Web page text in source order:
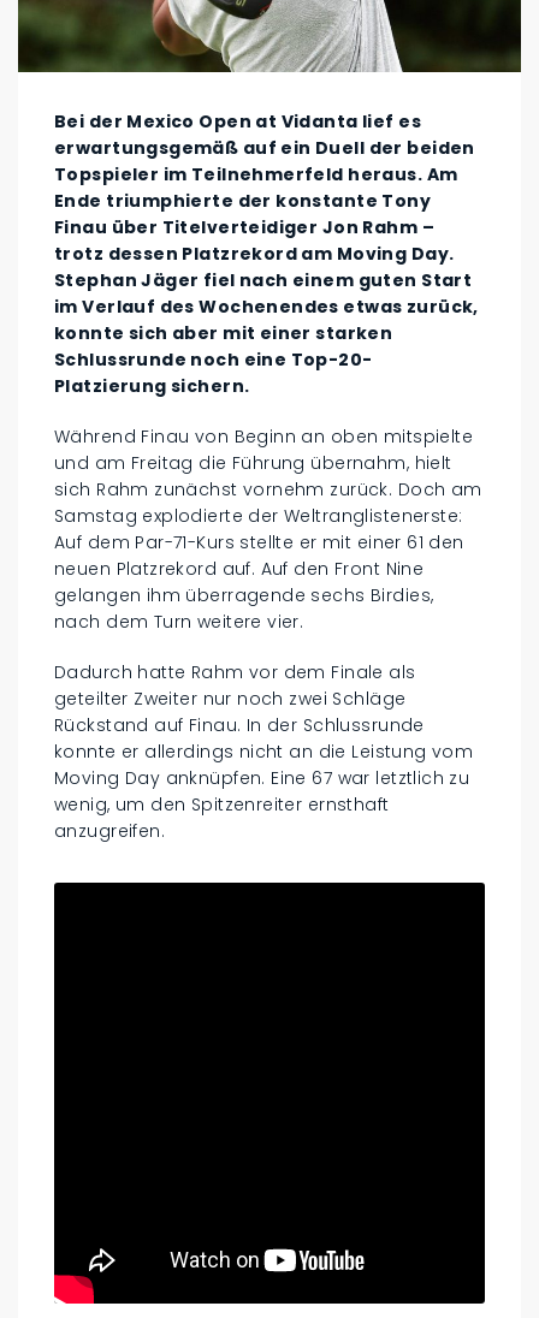
Bei der Mexico Open at Vidanta lief es
erwartungsgemäß auf ein Duell der beiden
Topspieler im Teilnehmerfeld heraus. Am
Ende triumphierte der konstante Tony
Finau über Titelverteidiger Jon Rahm –
trotz dessen Platzrekord am Moving Day.
Stephan Jäger fiel nach einem guten Start
im Verlauf des Wochenendes etwas zurück,
konnte sich aber mit einer starken
Schlussrunde noch eine Top-20-
Platzierung sichern.
Während Finau von Beginn an oben mitspielte
und am Freitag die Führung übernahm, hielt
sich Rahm zunächst vornehm zurück. Doch am
Samstag explodierte der Weltranglistenerste:
Auf dem Par-71-Kurs stellte er mit einer 61 den
neuen Platzrekord auf. Auf den Front Nine
gelangen ihm überragende sechs Birdies,
nach dem Turn weitere vier.
Dadurch hatte Rahm vor dem Finale als
geteilter Zweiter nur noch zwei Schläge
Rückstand auf Finau. In der Schlussrunde
konnte er allerdings nicht an die Leistung vom
Moving Day anknüpfen. Eine 67 war letztlich zu
wenig, um den Spitzenreiter ernsthaft
anzugreifen.